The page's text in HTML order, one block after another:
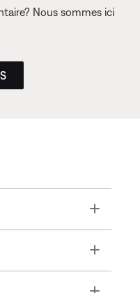
Nous sommes ici
Toggle
Toggle
Toggle